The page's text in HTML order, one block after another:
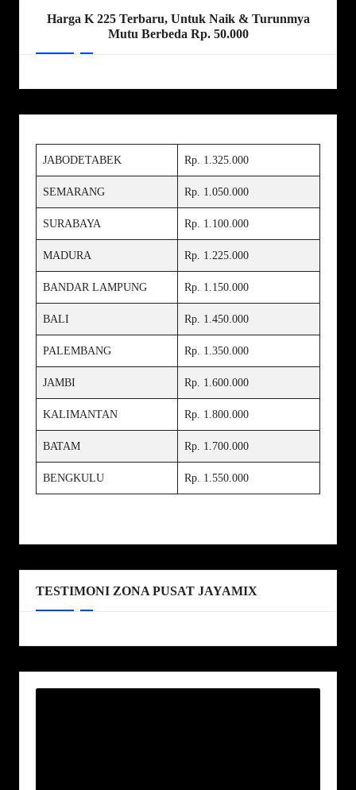
Harga K 225 Terbaru, Untuk Naik & Turunmya
Mutu Berbeda Rp. 50.000
JABODETABEK Rp. 1.325.000
SEMARANG Rp. 1.050.000
SURABAYA Rp. 1.100.000
MADURA Rp. 1.225.000
BANDAR LAMPUNG Rp. 1.150.000
BALI Rp. 1.450.000
PALEMBANG Rp. 1.350.000
JAMBI Rp. 1.600.000
KALIMANTAN Rp. 1.800.000
BATAM Rp. 1.700.000
BENGKULU Rp. 1.550.000
TESTIMONI ZONA PUSAT JAYAMIX